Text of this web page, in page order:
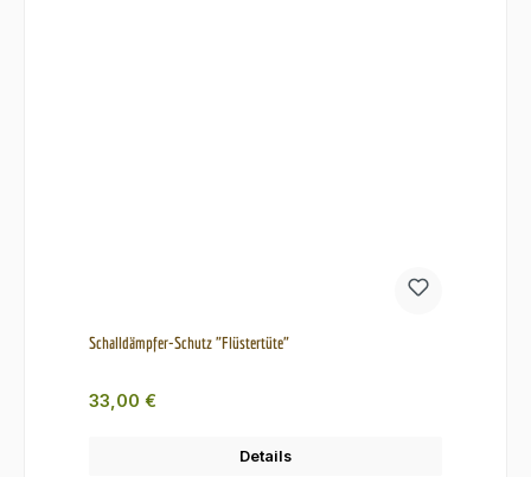
Schalldämpfer-Schutz "Flüstertüte"
Regulärer Preis:
33,00 €
Details